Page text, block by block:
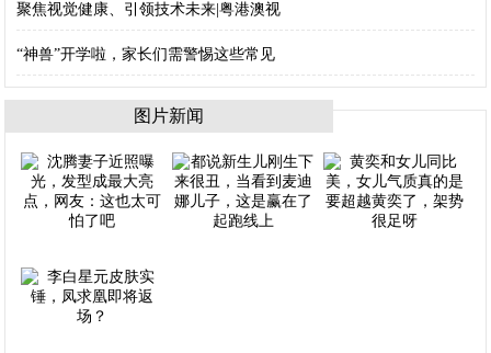
聚焦视觉健康、引领技术未来|粤港澳视
“神兽”开学啦，家长们需警惕这些常见
图片新闻